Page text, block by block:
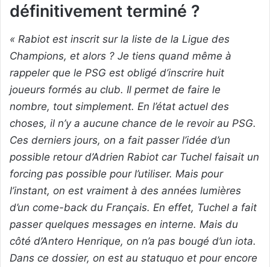
définitivement terminé ?
« Rabiot est inscrit sur la liste de la Ligue des
Champions, et alors ? Je tiens quand même à
rappeler que le PSG est obligé d’inscrire huit
joueurs formés au club. Il permet de faire le
nombre, tout simplement. En l’état actuel des
choses, il n’y a aucune chance de le revoir au PSG.
Ces derniers jours, on a fait passer l’idée d’un
possible retour d’Adrien Rabiot car Tuchel faisait un
forcing pas possible pour l’utiliser. Mais pour
l’instant, on est vraiment à des années lumières
d’un come-back du Français. En effet, Tuchel a fait
passer quelques messages en interne. Mais du
côté d’Antero Henrique, on n’a pas bougé d’un iota.
Dans ce dossier, on est au statuquo et pour encore